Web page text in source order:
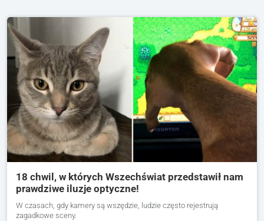
18 chwil, w których Wszechświat przedstawił nam
prawdziwe iluzje optyczne!
W czasach, gdy kamery są wszędzie, ludzie często rejestrują
zagadkowe sceny.